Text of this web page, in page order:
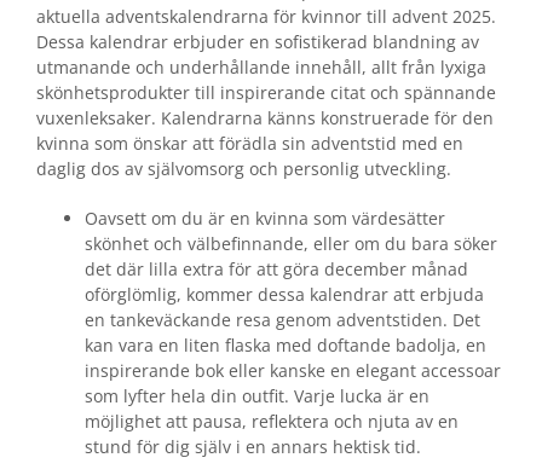
aktuella adventskalendrarna för kvinnor till advent 2025.
Dessa kalendrar erbjuder en sofistikerad blandning av
utmanande och underhållande innehåll, allt från lyxiga
skönhetsprodukter till inspirerande citat och spännande
vuxenleksaker. Kalendrarna känns konstruerade för den
kvinna som önskar att förädla sin adventstid med en
daglig dos av självomsorg och personlig utveckling.
Oavsett om du är en kvinna som värdesätter
skönhet och välbefinnande, eller om du bara söker
det där lilla extra för att göra december månad
oförglömlig, kommer dessa kalendrar att erbjuda
en tankeväckande resa genom adventstiden. Det
kan vara en liten flaska med doftande badolja, en
inspirerande bok eller kanske en elegant accessoar
som lyfter hela din outfit. Varje lucka är en
möjlighet att pausa, reflektera och njuta av en
stund för dig själv i en annars hektisk tid.